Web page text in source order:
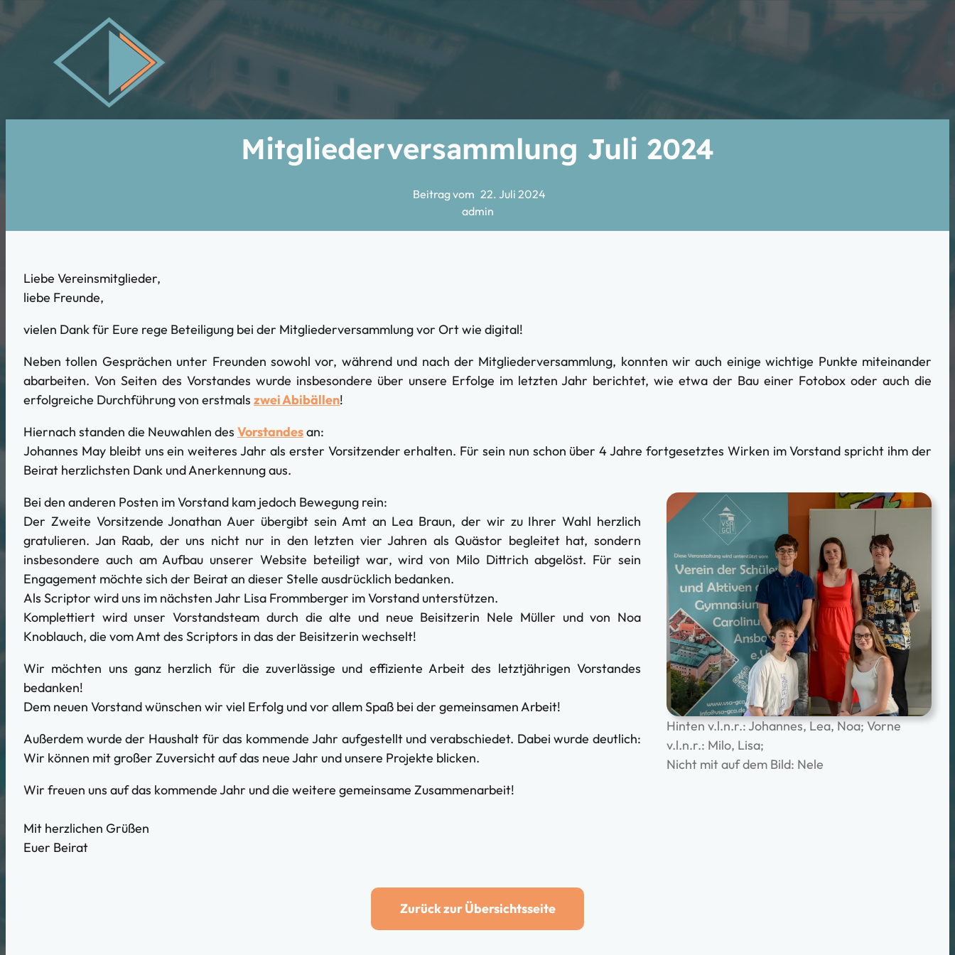
Mitgliederversammlung Juli 2024
Beitrag vom 22. Juli 2024
admin
Liebe Vereinsmitglieder,
liebe Freunde,
vielen Dank für Eure rege Beteiligung bei der Mitgliederversammlung vor Ort wie digital!
Neben tollen Gesprächen unter Freunden sowohl vor, während und nach der Mitgliederversammlung, konnten wir auch einige wichtige Punkte miteinander
abarbeiten. Von Seiten des Vorstandes wurde insbesondere über unsere Erfolge im letzten Jahr berichtet, wie etwa der Bau einer Fotobox oder auch die
erfolgreiche Durchführung von erstmals zwei Abibällen!
Hiernach standen die Neuwahlen des Vorstandesan:
Johannes May bleibt uns ein weiteres Jahr als erster Vorsitzender erhalten. Für sein nun schon über 4 Jahre fortgesetztes Wirken im Vorstand spricht ihm der
Beirat herzlichsten Dank und Anerkennung aus.
Hinten v.l.n.r.: Johannes, Lea, Noa; Vorne
v.l.n.r.: Milo, Lisa;
Nicht mit auf dem Bild: Nele
Bei den anderen Posten im Vorstand kam jedoch Bewegung rein:
Der Zweite Vorsitzende Jonathan Auer übergibt sein Amt an Lea Braun, der wir zu Ihrer Wahl herzlich
gratulieren. Jan Raab, der uns nicht nur in den letzten vier Jahren als Quästor begleitet hat, sondern
insbesondere auch am Aufbau unserer Website beteiligt war, wird von Milo Dittrich abgelöst. Für sein
Engagement möchte sich der Beirat an dieser Stelle ausdrücklich bedanken.
Als Scriptor wird uns im nächsten Jahr Lisa Frommberger im Vorstand unterstützen.
Komplettiert wird unser Vorstandsteam durch die alte und neue Beisitzerin Nele Müller und von Noa
Knoblauch, die vom Amt des Scriptors in das der Beisitzerin wechselt!
Wir möchten uns ganz herzlich für die zuverlässige und effiziente Arbeit des letztjährigen Vorstandes
bedanken!
Dem neuen Vorstand wünschen wir viel Erfolg und vor allem Spaß bei der gemeinsamen Arbeit!
Außerdem wurde der Haushalt für das kommende Jahr aufgestellt und verabschiedet. Dabei wurde deutlich:
Wir können mit großer Zuversicht auf das neue Jahr und unsere Projekte blicken.
Wir freuen uns auf das kommende Jahr und die weitere gemeinsame Zusammenarbeit!
Mit herzlichen Grüßen
Euer Beirat
Zurück zur Übersichtsseite